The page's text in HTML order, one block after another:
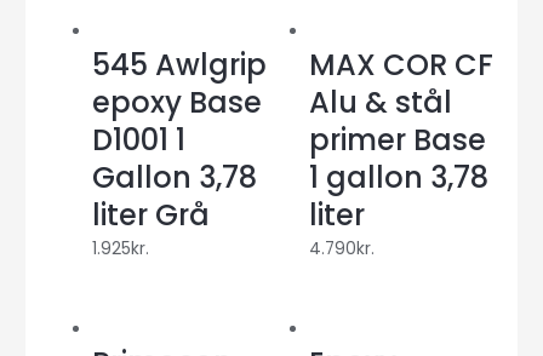
545 Awlgrip
epoxy Base
D1001 1
Gallon 3,78
liter Grå
1.925kr.
MAX COR CF
Alu & stål
primer Base
1 gallon 3,78
liter
4.790kr.